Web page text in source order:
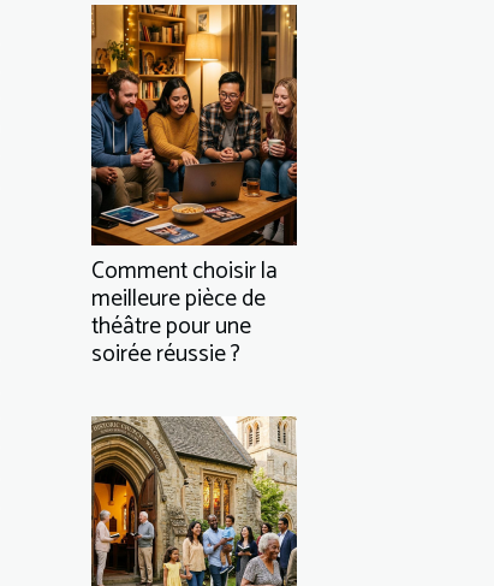
Comment choisir la
meilleure pièce de
théâtre pour une
soirée réussie ?